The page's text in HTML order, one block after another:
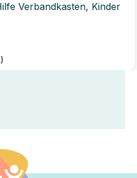
Verbandkasten, Kinder